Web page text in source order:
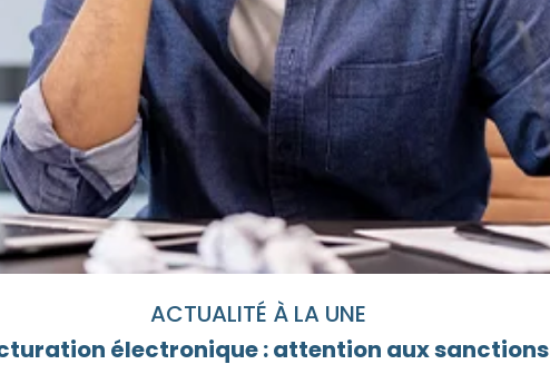
ACTUALITÉ À LA UNE
électronique : attention aux sanctions